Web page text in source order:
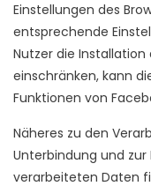
Einstellungen des
entsprechende
Nutzer die
einschränken, kann
Funktionen von
Näheres zu den
Unterbindung und
verarbeiteten Daten